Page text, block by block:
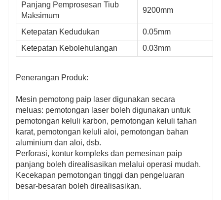
Panjang Pemprosesan Tiub
Maksimum
9200mm
Ketepatan Kedudukan
0.05mm
Ketepatan Kebolehulangan
0.03mm
Penerangan Produk:
Mesin pemotong paip laser digunakan secara
meluas: pemotongan laser boleh digunakan untuk
pemotongan keluli karbon, pemotongan keluli tahan
karat, pemotongan keluli aloi, pemotongan bahan
aluminium dan aloi, dsb.
Perforasi, kontur kompleks dan pemesinan paip
panjang boleh direalisasikan melalui operasi mudah.
Kecekapan pemotongan tinggi dan pengeluaran
besar-besaran boleh direalisasikan.
Tiub Persegi □10-□110mm
Tiub Bujur: 110mm≥
Panjang Sisi≥20mm
Diameter Luar≤160 mm